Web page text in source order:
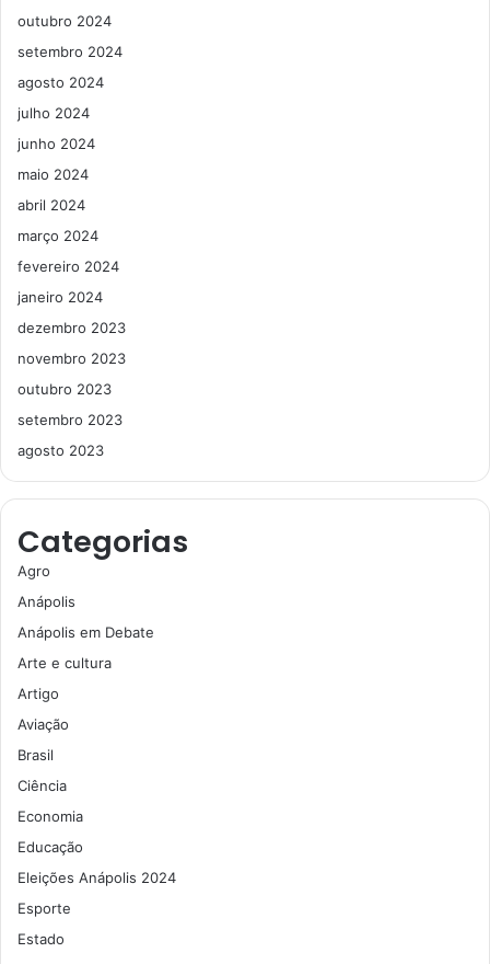
outubro 2024
setembro 2024
agosto 2024
julho 2024
junho 2024
maio 2024
abril 2024
março 2024
fevereiro 2024
janeiro 2024
dezembro 2023
novembro 2023
outubro 2023
setembro 2023
agosto 2023
Categorias
Agro
Anápolis
Anápolis em Debate
Arte e cultura
Artigo
Aviação
Brasil
Ciência
Economia
Educação
Eleições Anápolis 2024
Esporte
Estado